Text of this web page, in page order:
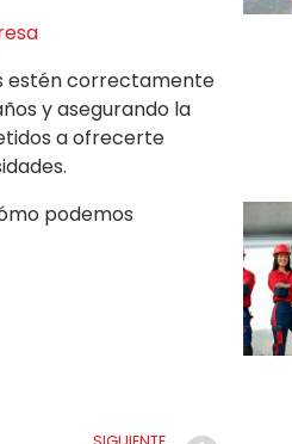
estén correctamente
y asegurando la
a ofrecerte
podemos